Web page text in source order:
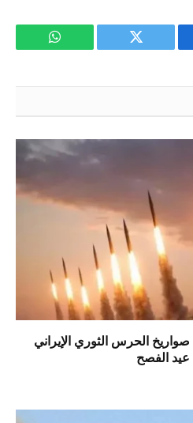
تويتر واتساب
الحرس الثوري الإيراني
الفصح